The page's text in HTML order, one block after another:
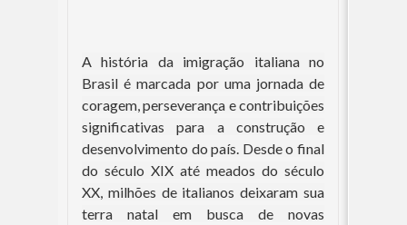
A história da imigração italiana no
Brasil é marcada por uma jornada de
coragem, perseverança e contribuições
significativas para a construção e
desenvolvimento do país. Desde o final
do século XIX até meados do século
XX, milhões de italianos deixaram sua
terra natal em busca de novas